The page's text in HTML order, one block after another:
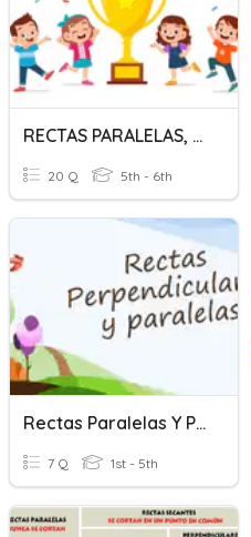
RECTAS PARALELAS, PERPENDICULARES Y OBLICUAS
20 Q 5th - 6th
Rectas Paralelas Y Perpendiculares
7 Q 1st - 5th